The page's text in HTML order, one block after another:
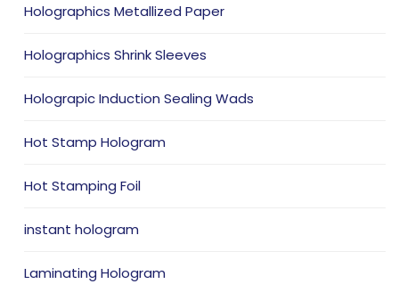
Holographics Metallized Paper
Holographics Shrink Sleeves
Holograpic Induction Sealing Wads
Hot Stamp Hologram
Hot Stamping Foil
instant hologram
Laminating Hologram